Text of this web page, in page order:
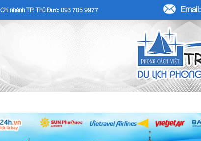
Chi nhánh TP. Thủ Đức: 093 705 9977 Email: